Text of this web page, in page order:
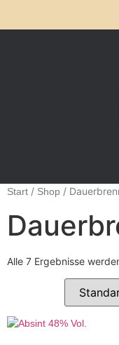
Start / Shop /
Alle 7 Ergebnisse